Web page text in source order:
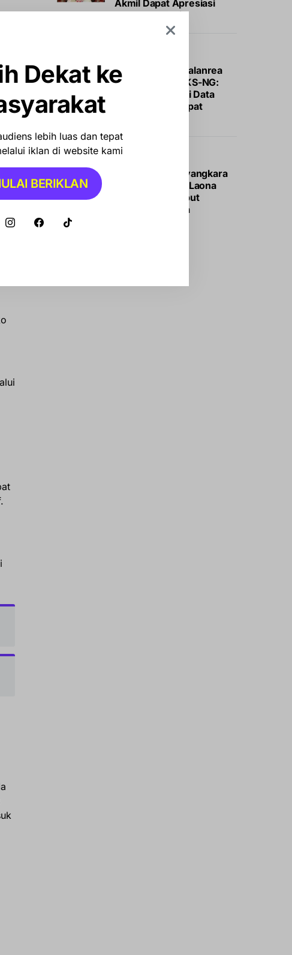
Akmil Dapat Apresiasi
Khusus Bupati
Kecamatan Tamalanrea
Gelar Monev SIKS-NG:
Perketat Validasi Data
demi Bansos Tepat
OTOMOTIF
Jadi Lokasi Bhayangkara
Off Road, Lappa Laona
Barru Siap Sambut
Ratusan Peserta
Dekat ke
lebih luas dan tepat
iklan di website kami
BERIKLAN